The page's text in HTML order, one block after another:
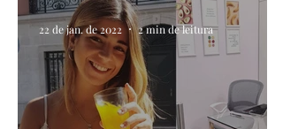
22 de jan. de 2022 2 min de leitura